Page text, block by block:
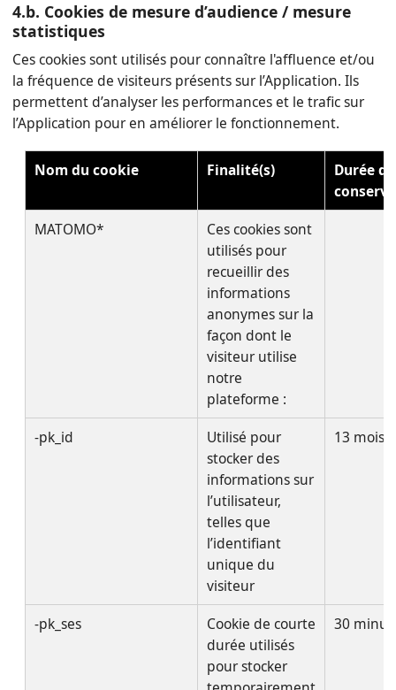
4.b. Cookies de mesure d’audience / mesure
statistiques
Ces cookies sont utilisés pour connaître l'affluence et/ou
la fréquence de visiteurs présents sur l’Application. Ils
permettent d’analyser les performances et le trafic sur
l’Application pour en améliorer le fonctionnement.
Nom du cookie Finalité(s)
Durée de
MATOMO*
Ces cookies sont
utilisés pour
recueillir des
informations
anonymes sur la
façon dont le
visiteur utilise
notre
plateforme :
-pk_id
Utilisé pour
stocker des
informations sur
l’utilisateur,
telles que
l’identifiant
unique du
visiteur
13 mois
-pk_ses
Cookie de courte
durée utilisés
pour stocker
30